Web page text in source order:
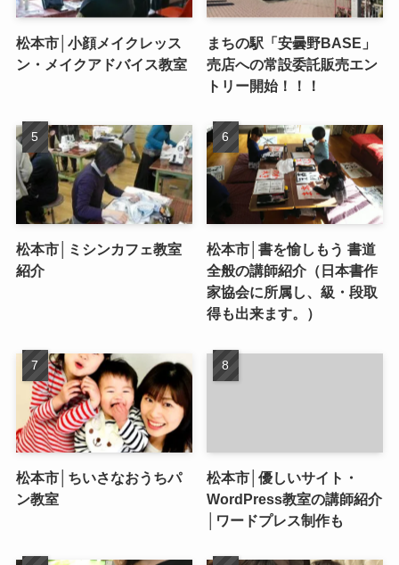
松本市│小顔メイクレッス
ン・メイクアドバイス教室
まちの駅「安曇野BASE」
売店への常設委託販売エン
トリー開始！！！
松本市│ミシンカフェ教室
紹介
松本市│書を愉しもう 書道
全般の講師紹介（日本書作
家協会に所属し、級・段取
得も出来ます。）
松本市│ちいさなおうちパ
ン教室
松本市│優しいサイト・
WordPress教室の講師紹介
│ワードプレス制作も